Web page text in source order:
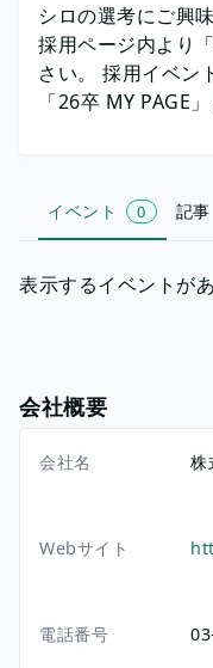
シロの選考にご興
採用ページ内より
さい。 採用イベン
「26卒 MY PAGE
イベント 0 記事
表示するイベントが
会社概要
会社名 株
Webサイト
電話番号